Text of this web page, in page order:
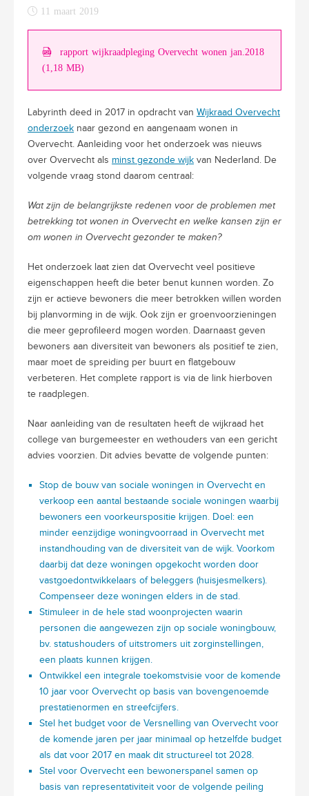
11 maart 2019
rapport wijkraadpleging Overvecht wonen jan.2018
(1,18 MB)
Labyrinth deed in 2017 in opdracht van Wijkraad Overvecht
onderzoek naar gezond en aangenaam wonen in
Overvecht. Aanleiding voor het onderzoek was nieuws
over Overvecht als minst gezonde wijk van Nederland. De
volgende vraag stond daarom centraal:
Wat zijn de belangrijkste redenen voor de problemen met
betrekking tot wonen in Overvecht en welke kansen zijn er
om wonen in Overvecht gezonder te maken?
Het onderzoek laat zien dat Overvecht veel positieve
eigenschappen heeft die beter benut kunnen worden. Zo
zijn er actieve bewoners die meer betrokken willen worden
bij planvorming in de wijk. Ook zijn er groenvoorzieningen
die meer geprofileerd mogen worden. Daarnaast geven
bewoners aan diversiteit van bewoners als positief te zien,
maar moet de spreiding per buurt en flatgebouw
verbeteren. Het complete rapport is via de link hierboven
te raadplegen.
Naar aanleiding van de resultaten heeft de wijkraad het
college van burgemeester en wethouders van een gericht
advies voorzien. Dit advies bevatte de volgende punten:
Stop de bouw van sociale woningen in Overvecht en
verkoop een aantal bestaande sociale woningen waarbij
bewoners een voorkeurspositie krijgen. Doel: een
minder eenzijdige woningvoorraad in Overvecht met
instandhouding van de diversiteit van de wijk. Voorkom
daarbij dat deze woningen opgekocht worden door
vastgoedontwikkelaars of beleggers (huisjesmelkers).
Compenseer deze woningen elders in de stad.
Stimuleer in de hele stad woonprojecten waarin
personen die aangewezen zijn op sociale woningbouw,
bv. statushouders of uitstromers uit zorginstellingen,
een plaats kunnen krijgen.
Ontwikkel een integrale toekomstvisie voor de komende
10 jaar voor Overvecht op basis van bovengenoemde
prestatienormen en streefcijfers.
Stel het budget voor de Versnelling van Overvecht voor
de komende jaren per jaar minimaal op hetzelfde budget
als dat voor 2017 en maak dit structureel tot 2028.
Stel voor Overvecht een bewonerspanel samen op
basis van representativiteit voor de volgende peiling